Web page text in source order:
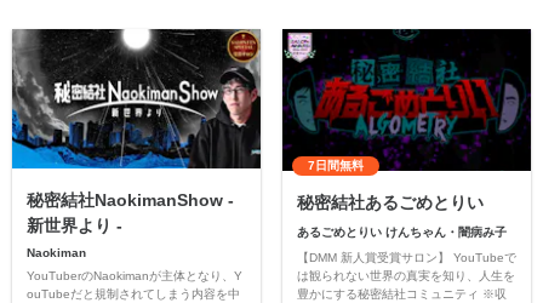
秘密結社NaokimanShow -
新世界より -
Naokiman
YouTuberのNaokimanが主体となり、Y
ouTubeだと規制されてしまう内容を中
7日間無料
秘密結社あるごめとりい
あるごめとりい けんちゃん・闇病み子
【DMM 新人賞受賞サロン】 YouTubeで
は観られない世界の真実を知り、人生を
豊かにする秘密結社コミュニティ ※収